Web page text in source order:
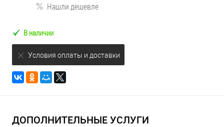
Нашли дешевле
В наличии
Условия оплаты и доставки
ДОПОЛНИТЕЛЬНЫЕ УСЛУГИ